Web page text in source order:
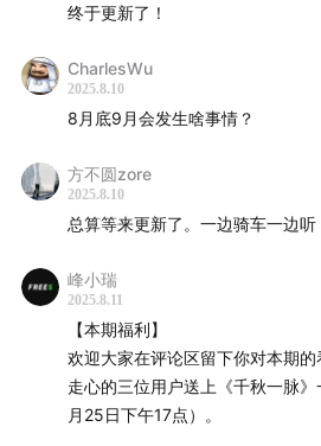
中度过高，行业发展往往会受到抑
节通常会挤压上下游的利润空间。
模的餐饮行业中，垄断性环节的形
但从中长期看，这种局面多多少少
续。
有机会。因此，天猫、淘宝等平台
是相对较高的。
近期，在外卖大战竞争激烈
下，众多平台选择与顺丰同城合作
劳动力难以有效流动起来。
✨对于中国市场上严重的内卷现象
内卷现象在中国出现的一个重要原
一些公司破产倒闭，例如汽车行业
✨针对资源使用效率和成本问题，
资、资源使用和税务优惠方面拉
的收取，减少非税收入中的不合理
✨如何区分正常市场竞争行为和内
区分的关键在于企业间竞争的程度
终于更新了！
CharlesWu
2025.8.10
8月底9月会发生啥事情？
方不圆zore
2025.8.10
总算等来更新了。一边骑车一边听
峰小瑞
2025.8.11
【本期福利】
欢迎大家在评论区留下你对本期
走心的三位用户送上《千秋一脉
月25日下午17点）。